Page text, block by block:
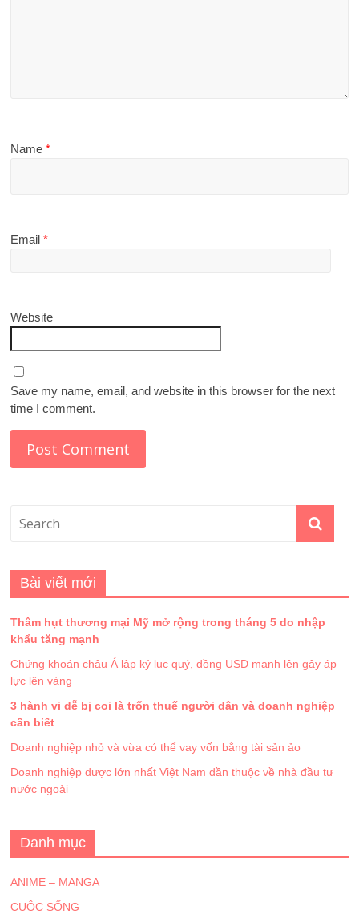
Name*
Email*
Website
Save my name, email, and website in this browser for the next
time I comment.
Bài viết mới
Thâm hụt thương mại Mỹ mở rộng trong tháng 5 do nhập
khẩu tăng mạnh
Chứng khoán châu Á lập kỷ lục quý, đồng USD mạnh lên gây áp
lực lên vàng
3 hành vi dễ bị coi là trốn thuế người dân và doanh nghiệp
cần biết
Doanh nghiệp nhỏ và vừa có thể vay vốn bằng tài sản ảo
Doanh nghiệp dược lớn nhất Việt Nam dần thuộc về nhà đầu tư
nước ngoài
Danh mục
ANIME – MANGA
CUỘC SỐNG